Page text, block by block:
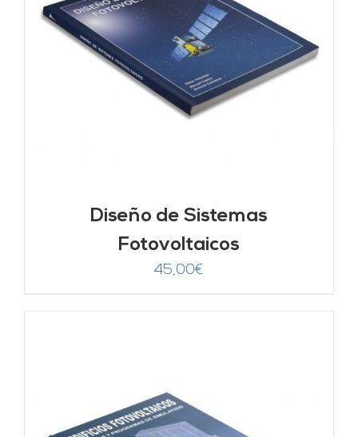
Diseño de Sistemas
Fotovoltaicos
45,00€